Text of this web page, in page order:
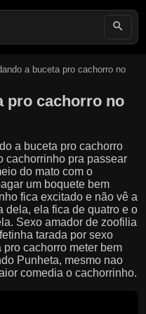
a buceta pro cachorro no
pro cachorro no
a buceta pro cachorro
cachorrinho pra passear
do mato com o
um boquete bem
fica excitado e não vê a
dela, ela fica de quatro e o
Sexo amador de zoofilia
tarada por sexo
cachorro meter bem
Punheta, mesmo nao
comedia o cachorrinho.